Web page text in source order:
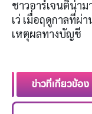
ชาวอาร์เจนติน่า
เว่ เมื่อฤดูกาลที่ผ่
เหตุผลทางบัญชี
ข่าวที่เกี่ยวข้อง